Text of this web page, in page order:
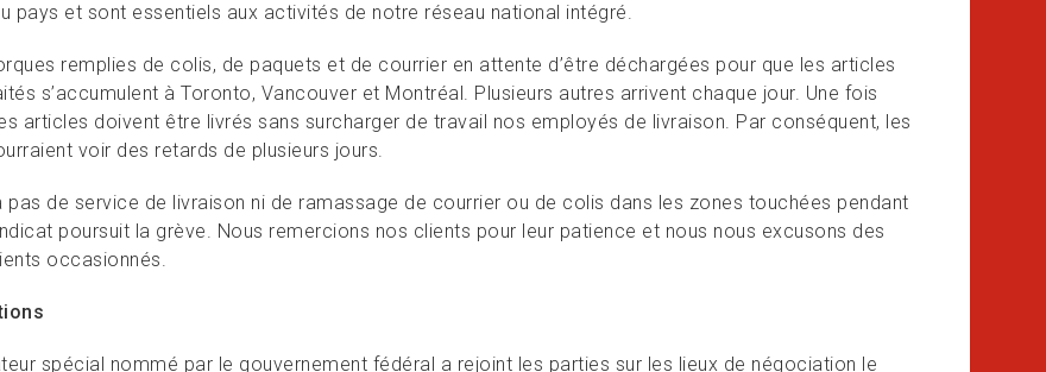
pays et sont essentiels aux activités de notre réseau national intégré.
remplies de colis, de paquets et de courrier en attente d’être déchargées pour que les articles
s’accumulent à Toronto, Vancouver et Montréal. Plusieurs autres arrivent chaque jour. Une fois
articles doivent être livrés sans surcharger de travail nos employés de livraison. Par conséquent, les
voir des retards de plusieurs jours.
pas de service de livraison ni de ramassage de courrier ou de colis dans les zones touchées pendant
poursuit la grève. Nous remercions nos clients pour leur patience et nous nous excusons des
occasionnés.
spécial nommé par le gouvernement fédéral a rejoint les parties sur les lieux de négociation le